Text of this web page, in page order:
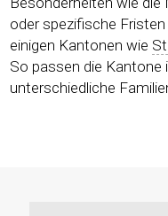
oder spezifische
einigen Kantonen wie
So passen die Kantone
unterschiedliche